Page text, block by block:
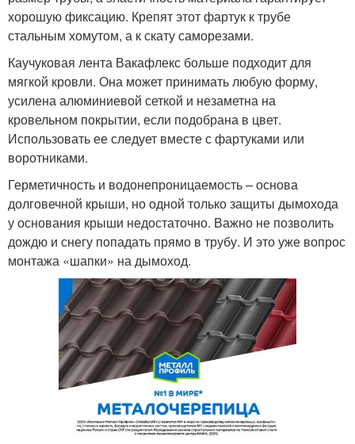
хорошую фиксацию. Крепят этот фартук к трубе
стальным хомутом, а к скату саморезами.
Каучуковая лента Вакафлекс больше подходит для
мягкой кровли. Она может принимать любую форму,
усилена алюминиевой сеткой и незаметна на
кровельном покрытии, если подобрана в цвет.
Использовать ее следует вместе с фартуками или
воротниками.
Герметичность и водонепроницаемость – основа
долговечной крыши, но одной только защиты дымохода
у основания крыши недостаточно. Важно не позволить
дождю и снегу попадать прямо в трубу. И это уже вопрос
монтажа «шапки» на дымоход.